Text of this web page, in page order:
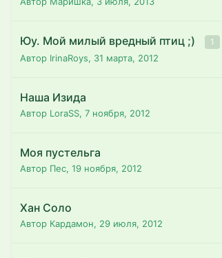
Юу. Мой милый вредный птиц ;) 1
Автор IrinaRoys, 31 марта, 2012
Наша Изида
Автор LoraSS, 7 ноября, 2012
Моя пустельга
Автор Пес, 19 ноября, 2012
Хан Соло
Автор Кардамон, 29 июля, 2012